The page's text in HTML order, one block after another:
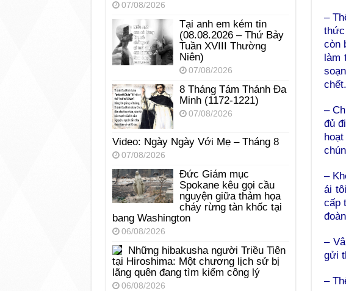
–
còn
làm
chết.
–
đủ
–
ái
cấp
–
gửi
–
07/08/2026
Tại anh em kém tin
(08.08.2026 – Thứ Bảy
Tuần XVIII Thường
Niên)
07/08/2026
8 Tháng Tám Thánh Ða
Minh (1172-1221)
07/08/2026
Video: Ngày Ngày Với Mẹ – Tháng 8
07/08/2026
Đức Giám mục
Spokane kêu gọi cầu
nguyện giữa thảm họa
cháy rừng tàn khốc tại
bang Washington
06/08/2026
Những hibakusha người Triều Tiên
tại Hiroshima: Một chương lịch sử bị
lãng quên đang tìm kiếm công lý
06/08/2026